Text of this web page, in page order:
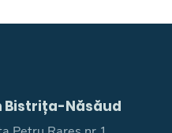
Bistrița-Năsăud